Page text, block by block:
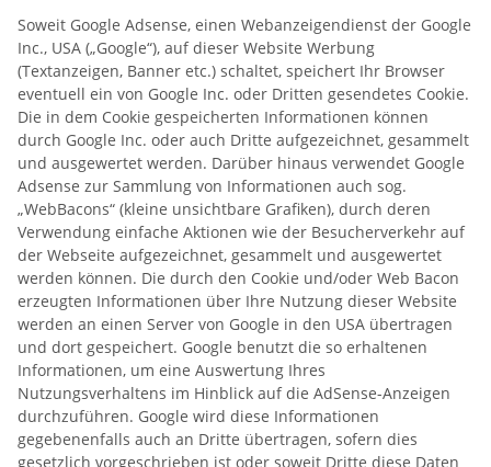
Soweit Google Adsense, einen Webanzeigendienst der Google
Inc., USA („Google“), auf dieser Website Werbung
(Textanzeigen, Banner etc.) schaltet, speichert Ihr Browser
eventuell ein von Google Inc. oder Dritten gesendetes Cookie.
Die in dem Cookie gespeicherten Informationen können
durch Google Inc. oder auch Dritte aufgezeichnet, gesammelt
und ausgewertet werden. Darüber hinaus verwendet Google
Adsense zur Sammlung von Informationen auch sog.
„WebBacons“ (kleine unsichtbare Grafiken), durch deren
Verwendung einfache Aktionen wie der Besucherverkehr auf
der Webseite aufgezeichnet, gesammelt und ausgewertet
werden können. Die durch den Cookie und/oder Web Bacon
erzeugten Informationen über Ihre Nutzung dieser Website
werden an einen Server von Google in den USA übertragen
und dort gespeichert. Google benutzt die so erhaltenen
Informationen, um eine Auswertung Ihres
Nutzungsverhaltens im Hinblick auf die AdSense-Anzeigen
durchzuführen. Google wird diese Informationen
gegebenenfalls auch an Dritte übertragen, sofern dies
gesetzlich vorgeschrieben ist oder soweit Dritte diese Daten